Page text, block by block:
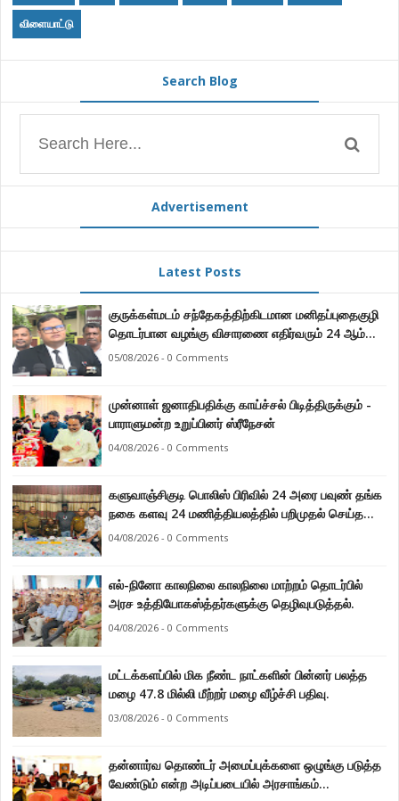
விளையாட்டு
Search Blog
Advertisement
Latest Posts
குருக்கள்மடம் சந்தேகத்திற்கிடமான மனிதப்புதைகுழி
தொடர்பான வழங்கு விசாரணை எதிர்வரும் 24 ஆம்
திகதிக்கு தவணையிடப்பட்டுள்ளது.
05/08/2026 - 0 Comments
முன்னாள் ஜனாதிபதிக்கு காய்ச்சல் பிடித்திருக்கும் -
பாராளுமன்ற உறுப்பினர் ஸ்ரீநேசன்
04/08/2026 - 0 Comments
களுவாஞ்சிகுடி பொலிஸ் பிரிவில் 24 அரை பவுண் தங்க
நகை களவு 24 மணித்தியலத்தில் பறிமுதல் செய்த
பொலிசார்.
04/08/2026 - 0 Comments
எல்-நினோ காலநிலை காலநிலை மாற்றம் தொடர்பில்
அரச உத்தியோகஸ்த்தர்களுக்கு தெழிவுபடுத்தல்.
04/08/2026 - 0 Comments
மட்டக்களப்பில் மிக நீண்ட நாட்களின் பின்னர் பலத்த
மழை 47.8 மில்லி மீற்றர் மழை வீழ்ச்சி பதிவு.
03/08/2026 - 0 Comments
தன்னார்வ தொண்டர் அமைப்புக்களை ஒழுங்கு படுத்த
வேண்டும் என்ற அடிப்படையில் அரசாங்கம்